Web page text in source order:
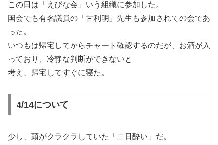
この日は「えびな会」いう組織に参加した。
国会でも有名議員の「甘利明」先生も参加されての会であ
った。
いつもは帰宅してからチャート確認するのだが、お酒が入
っており、冷静な判断ができないと
考え、帰宅してすぐに寝た。
4/14について
少し、頭がクラクラしていた「二日酔い」だ。